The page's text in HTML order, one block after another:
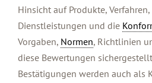
Hinsicht auf Produkte,
Dienstleistungen und die
Vorgaben, Normen, Richtlinien
diese Bewertungen
Bestätigungen werden auch als